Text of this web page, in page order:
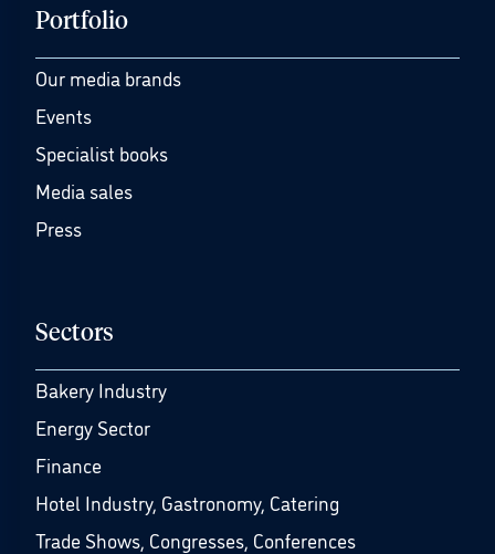
Portfolio
Our media brands
Events
Specialist books
Media sales
Press
Sectors
Bakery Industry
Energy Sector
Finance
Hotel Industry, Gastronomy, Catering
Trade Shows, Congresses, Conferences